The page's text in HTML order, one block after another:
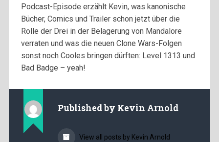
Podcast-Episode erzählt Kevin, was kanonische
Bücher, Comics und Trailer schon jetzt über die
Rolle der Drei in der Belagerung von Mandalore
verraten und was die neuen Clone Wars-Folgen
sonst noch Cooles bringen dürften: Level 1313 und
Bad Badge – yeah!
Published by Kevin Arnold
View all posts by Kevin Arnold